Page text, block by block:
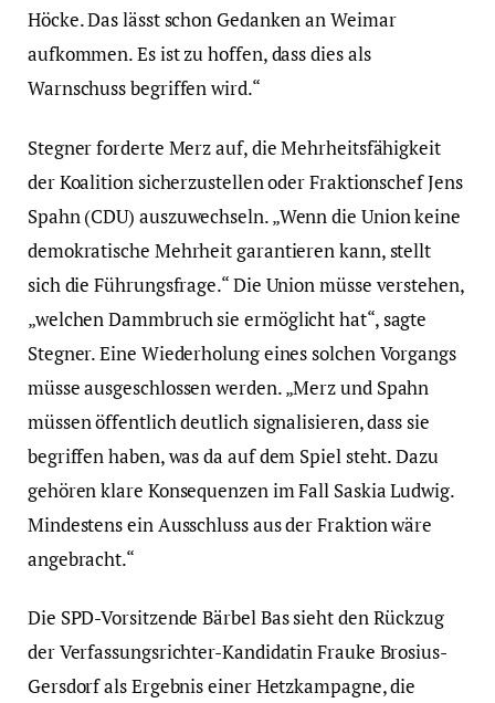
Höcke. Das lässt schon Gedanken an Weimar
aufkommen. Es ist zu hoffen, dass dies als
Warnschuss begriffen wird.“
Stegner forderte Merz auf, die Mehrheitsfähigkeit
der Koalition sicherzustellen oder Fraktionschef Jens
Spahn (CDU) auszuwechseln. „Wenn die Union keine
demokratische Mehrheit garantieren kann, stellt
sich die Führungsfrage.“ Die Union müsse verstehen,
„welchen Dammbruch sie ermöglicht hat“, sagte
Stegner. Eine Wiederholung eines solchen Vorgangs
müsse ausgeschlossen werden. „Merz und Spahn
müssen öffentlich deutlich signalisieren, dass sie
begriffen haben, was da auf dem Spiel steht. Dazu
gehören klare Konsequenzen im Fall Saskia Ludwig.
Mindestens ein Ausschluss aus der Fraktion wäre
angebracht.“
Die SPD-Vorsitzende Bärbel Bas sieht den Rückzug
der Verfassungsrichter-Kandidatin Frauke Brosius-
Gersdorf als Ergebnis einer Hetzkampagne, die